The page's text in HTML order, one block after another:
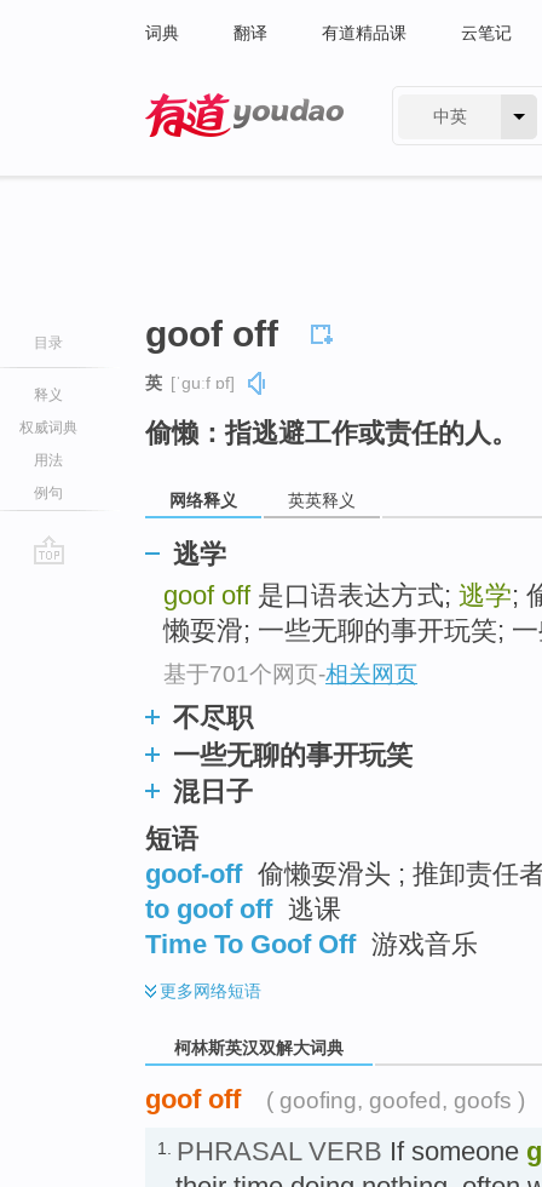
词典 翻译 有道精品课 云笔记
中英
目录
释义
权威词典
用法
例句
goof off
英 [ˈɡuːf ɒf]
偷懒：指逃避工作或责任的人。
网络释义 英英释义
逃学
goof off是口语表达方式; 逃学;
懒耍滑; 一些无聊的事开玩笑;
基于701个网页-相关网页
不尽职
一些无聊的事开玩笑
混日子
短语
goof-off 偷懒耍滑头 ; 推卸责任
to goof off 逃课
Time To Goof Off 游戏音乐
更多网络短语
柯林斯英汉双解大词典
goof off ( goofing, goofed, goofs )
1. PHRASAL VERB If someone